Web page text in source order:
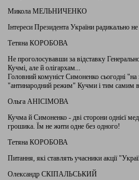
Микола МЕЛЬНИЧЕНКО
Інтереси Президента України радикально
Тетяна КОРОБОВА
Не проголосувавши за відставку
Кучмі, але й олігархам...
Головний комуніст Симоненко сьогодні
"антинародний режим" Кучми і тим самим
Ольга АНІСІМОВА
Кучма й Симоненко - дві сторони однієї
грошика. Їм не жити одне без одного!
Тетяна КОРОБОВА
Питання, які ставлять учасники акції
Олександр СКІПАЛЬСЬКИЙ